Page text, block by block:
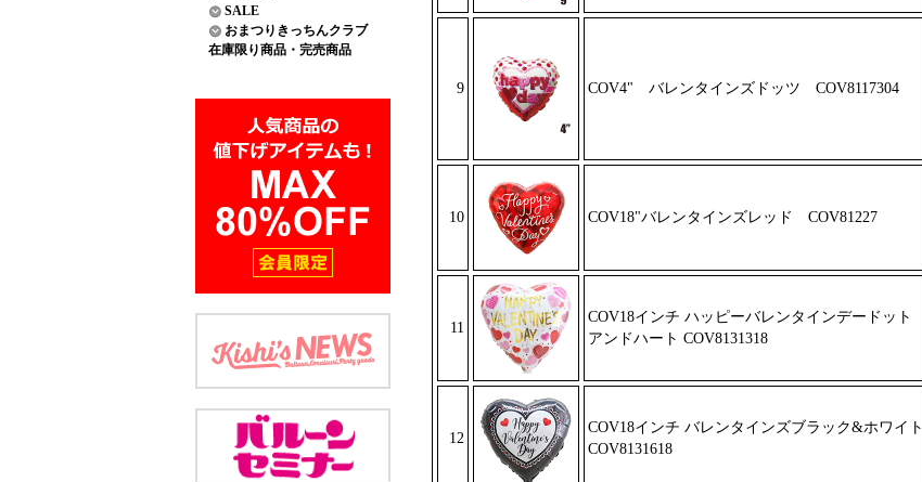
SALE
おまつりきっちんクラブ
在庫限り商品・完売商品
9 COV4" バレンタインズドッツ COV8117304
10 COV18"バレンタインズレッド COV81227
11
COV18インチ ハッピーバレンタインデードット
アンドハート COV8131318
12
COV18インチ バレンタインズブラッ ク&ホワイト
COV8131618